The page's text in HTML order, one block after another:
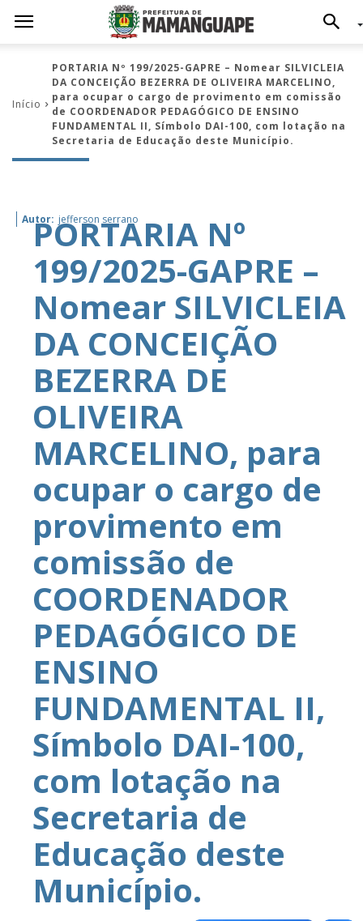
Início
PORTARIA Nº 199/2025-GAPRE – Nomear SILVICLEIA
DA CONCEIÇÃO BEZERRA DE OLIVEIRA MARCELINO,
para ocupar o cargo de provimento em comissão
de COORDENADOR PEDAGÓGICO DE ENSINO
FUNDAMENTAL II, Símbolo DAI-100, com lotação na
Secretaria de Educação deste Município.
Autor: jefferson serrano
PORTARIA Nº
199/2025-GAPRE –
Nomear SILVICLEIA
DA CONCEIÇÃO
BEZERRA DE
OLIVEIRA
MARCELINO, para
ocupar o cargo de
provimento em
comissão de
COORDENADOR
PEDAGÓGICO DE
ENSINO
FUNDAMENTAL II,
Símbolo DAI-100,
com lotação na
Secretaria de
Educação deste
Município.